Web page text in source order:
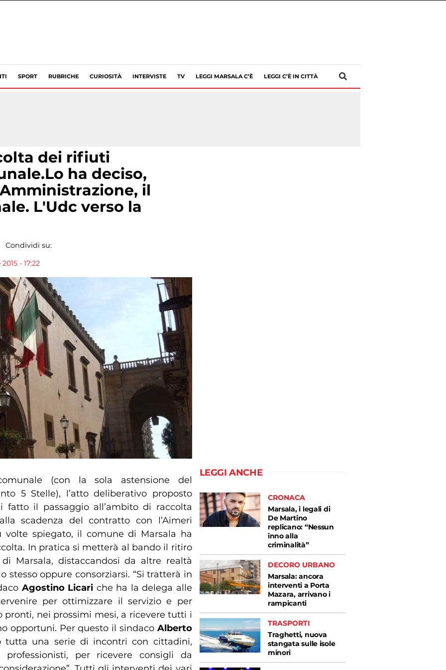
SPORT RUBRICHE CURIOSITÀ INTERVISTE TV LEGGI MARSALA C’È LEGGI C’È IN CITTÀ
dei rifiuti
ha deciso,
il
L'Udc verso la
Condividi su:
- 17:22
(con la sola astensione del
5 Stelle), l’atto deliberativo proposto
fatto il passaggio all’ambito di raccolta
scadenza del contratto con l’Aimeri
spiegato, il comune di Marsala ha
In pratica si metterà al bando il ritiro
Marsala, distaccandosi da altre realtà
stesso oppure consorziarsi. “Si tratterà in
Agostino Licari che ha la delega alle
per ottimizzare il servizio e per
pronti, nei prossimi mesi, a ricevere tutti i
opportuni. Per questo il sindaco Alberto
tutta una serie di incontri con cittadini,
per ricevere consigli da
LEGGI ANCHE
CRONACA
Marsala, i legali di
De Martino
replicano: “Nessun
inno alla
criminalità”
DECORO URBANO
Marsala: ancora
interventi a Porta
Mazara, arrivano i
rampicanti
TRASPORTI
Traghetti, nuova
stangata sulle isole
minori